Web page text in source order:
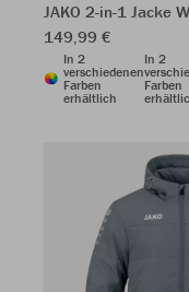
JAKO 2-in-1 Jacke
149,99 €
In 2
verschiedenen
Farben
erhältlich
In 2
Farben